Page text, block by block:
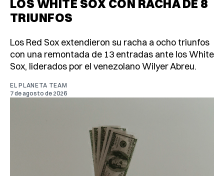
LOS WHITE SOX CON RACHA DE 8
TRIUNFOS
Los Red Sox extendieron su racha a ocho triunfos
con una remontada de 13 entradas ante los White
Sox, liderados por el venezolano Wilyer Abreu.
EL PLANETA TEAM
7 de agosto de 2026